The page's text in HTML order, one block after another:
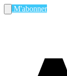
M'abonner